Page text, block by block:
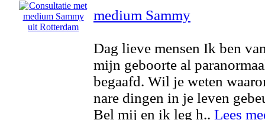
medium Sammy
Dag lieve mensen Ik ben
mijn geboorte al
begaafd. Wil je weten
nare dingen in je leven
Bel mij en ik leg h.. Lees